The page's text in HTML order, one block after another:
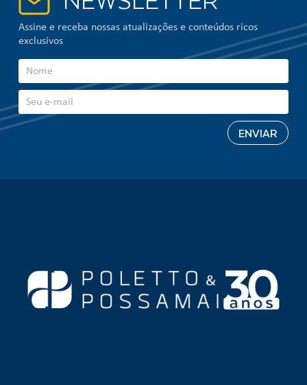
Assine e receba nossas atualizações e conteúdos ricos
exclusivos